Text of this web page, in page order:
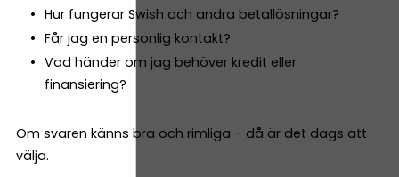
Hur fungerar Swish och andra betallösningar?
Får jag en personlig kontakt?
Vad händer om jag behöver kredit eller
finansiering?
Om svaren känns bra och rimliga – då är det dags att
välja.